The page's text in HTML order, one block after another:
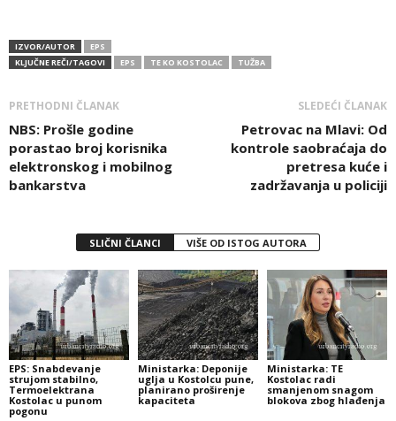
IZVOR/AUTOR
EPS
KLJUČNE REČI/TAGOVI
EPS TE KO KOSTOLAC TUŽBA
PRETHODNI ČLANAK
NBS: Prošle godine
porastao broj korisnika
elektronskog i mobilnog
bankarstva
SLEDEĆI ČLANAK
Petrovac na Mlavi: Od
kontrole saobraćaja do
pretresa kuće i
zadržavanja u policiji
SLIČNI ČLANCI VIŠE OD ISTOG AUTORA
EPS: Snabdevanje
strujom stabilno,
Termoelektrana
Kostolac u punom
pogonu
Ministarka: Deponije
uglja u Kostolcu pune,
planirano proširenje
kapaciteta
Ministarka: TE
Kostolac radi
smanjenom snagom
blokova zbog hlađenja